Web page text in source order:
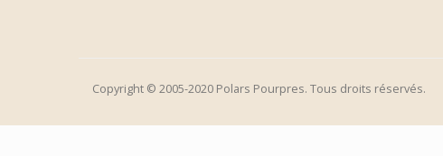
Copyright © 2005-2020 Polars Pourpres. Tous droits réservés.